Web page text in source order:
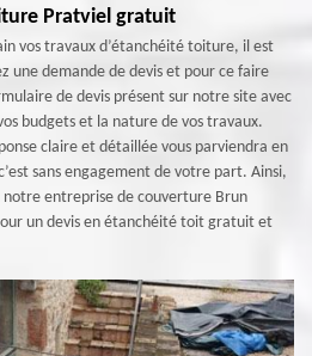
Pratviel gratuit
vos travaux d’étanchéité toiture, il est
une demande de devis et pour ce faire
de devis présent sur notre site avec
budgets et la nature de vos travaux.
claire et détaillée vous parviendra en
sans engagement de votre part. Ainsi,
notre entreprise de couverture Brun
un devis en étanchéité toit gratuit et